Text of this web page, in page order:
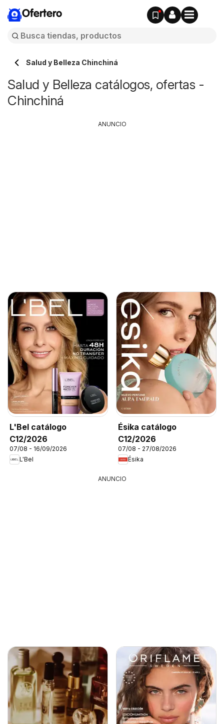
Ofertero
Salud y Belleza Chinchiná
Salud y Belleza catálogos, ofertas -
Chinchiná
L'Bel catálogo
C12/2026
07/08 - 16/09/2026
L'Bel
Ésika catálogo
C12/2026
07/08 - 27/08/2026
Ésika
ANUNCIO
ANUNCIO